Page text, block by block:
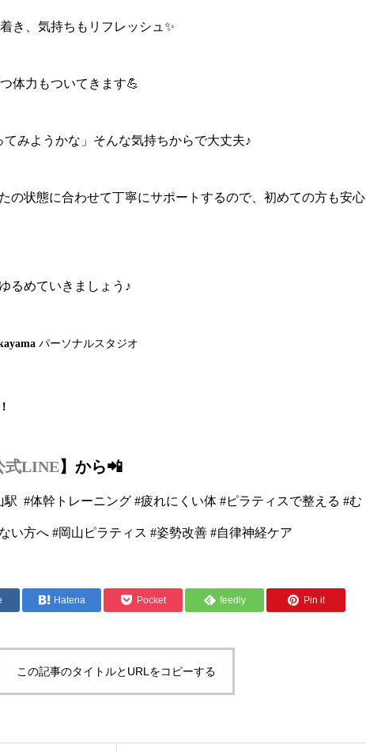
き、気持ちもリフレッシュ✨
体力もついてきます💪
てみようかな」そんな気持ちからで大丈夫♪
の状態に合わせて丁寧にサポートするので、初めての方も安心
るめていきましょう♪
パーソナルスタジオ
式LINE】 から📲
#体幹トレーニング #疲れにくい体 #ピラティスで整える #む
い方へ #岡山ピラティス #姿勢改善 #自律神経ケア
Hatena Pocket feedly Pin it
この記事のタイトルとURLをコピーする